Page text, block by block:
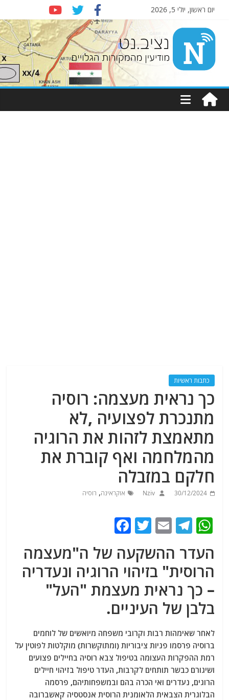
יום ראשון, יולי 5, 2026
Nziv.net
מודיעין
מהמקורות
כתבות ראשיות
כך נראית מעצמה: רוסיה
מתנכרת לפצועיה ,לא
מתאמצת לזהות את הרוגיה
מהמלחמה ואף קוברת את
חלקם במזבלה
30/12/2024
Nziv אוקראינה, רוסיה
W
at
s
A
p
p
T
e
g
ra
m
E
ai
l
T
itt
er
c
e
b
o
k
העדר ההשקעה של ה"מעצמה
הרוסית" בזיהוי הרוגיה ונעדריה
– כך נראית מעצמת "העל"
בלבן של העיניים.
לאחר שאימהות רבות וקרובי משפחה מיואשים של לוחמים
ברוסיה פרסמו פניות ציבוריות (ומתוקשרות) מוקלטות לפוטין על
רמת ההפקרות העצומה בטיפול צבא רוסיה בחיילים פצועים
ושיגורם כבשר תותחים לקרבות, העדר טיפול בזיהוי חיילים
הרוגים, נעדרים ואי הכרה בהם ובמשפחותיהם, פרסמה
הבלוגרית הצבאית הלאומנית הרוסית אנסטסיה קאשברובה